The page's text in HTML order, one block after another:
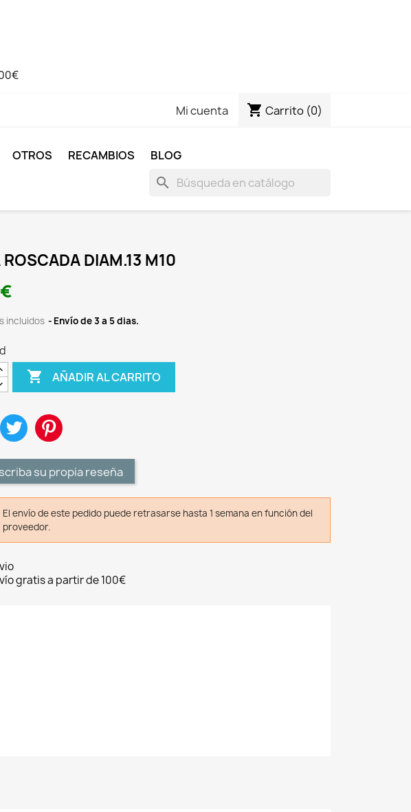
Mi cuenta shopping_cart Carrito (0)
OTROS RECAMBIOS BLOG
search
DIAM.13 M10
incluidos Envío de 3 a 5 dias.
 AÑADIR AL CARRITO
CompartirTuitear
su propia reseña
El envío de este pedido puede retrasarse hasta 1 semana en función del
proveedor.
gratis a partir de 100€